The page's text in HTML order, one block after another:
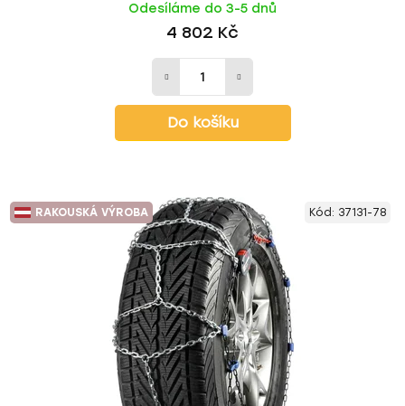
Odesíláme do 3-5 dnů
4 802 Kč
Do košíku
RAKOUSKÁ VÝROBA Kód: 37131-78